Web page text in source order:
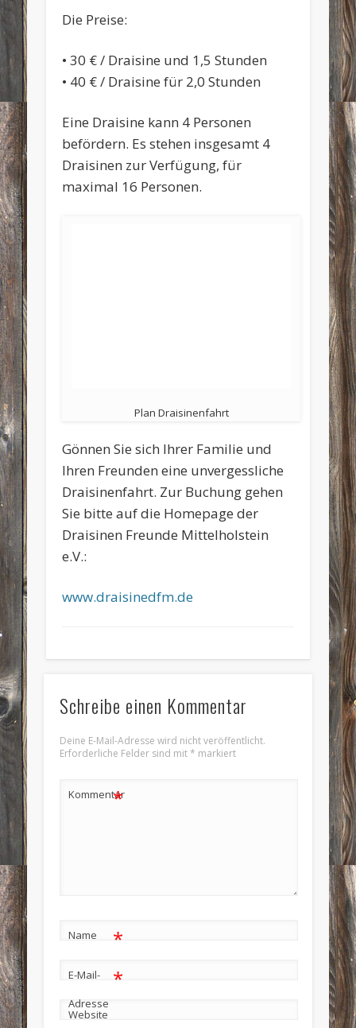
Die Preise:
• 30 € / Draisine und 1,5 Stunden
• 40 € / Draisine für 2,0 Stunden
Eine Draisine kann 4 Personen
befördern. Es stehen insgesamt 4
Draisinen zur Verfügung, für
maximal 16 Personen.
Plan Draisinenfahrt
Gönnen Sie sich Ihrer Familie und
Ihren Freunden eine unvergessliche
Draisinenfahrt. Zur Buchung gehen
Sie bitte auf die Homepage der
Draisinen Freunde Mittelholstein
e.V.:
www.draisinedfm.de
Schreibe einen Kommentar
Deine E-Mail-Adresse wird nicht veröffentlicht.
Erforderliche Felder sind mit* markiert
Kommentar
*
Name *
E-Mail-
Adresse
*
Website